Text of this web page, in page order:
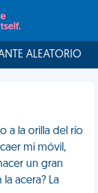
ALEATORIO
a la orilla del río
mi móvil,
un gran
acera? La